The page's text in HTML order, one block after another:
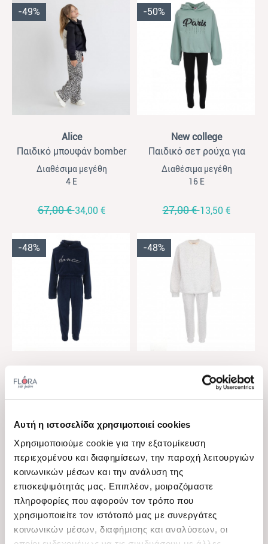
Αυτή η ιστοσελίδα χρησιμοποιεί cookies
Χρησιμοποιούμε cookie για την εξατομίκευση
περιεχομένου και διαφημίσεων, την παροχή λειτουργιών
κοινωνικών μέσων και την ανάλυση της
επισκεψιμότητάς μας. Επιπλέον, μοιραζόμαστε
πληροφορίες που αφορούν τον τρόπο που
χρησιμοποιείτε τον ιστότοπό μας με συνεργάτες
κοινωνικών μέσων, διαφήμισης και αναλύσεων, οι
-49%
Alice
Παιδικό μπουφάν bomber
για κορίτσια Alice μαύρο-
εκρού
Διαθέσιμα μεγέθη
4 Ε
67,00 €34,00 €
-50%
New college
Παιδικό σετ ρούχα για
κορίτσια New College
μέντα
Διαθέσιμα μεγέθη
16 Ε
27,00 €13,50 €
-48%
View
Παιδικό σετ φόρμας για
κορίτσια Action Sportswear
29,00 €15,00 €
-48%
View
New college
Παιδικό σετ φόρμα για
κορίτσια New College
29,00 €15,00 €
-50% -50%